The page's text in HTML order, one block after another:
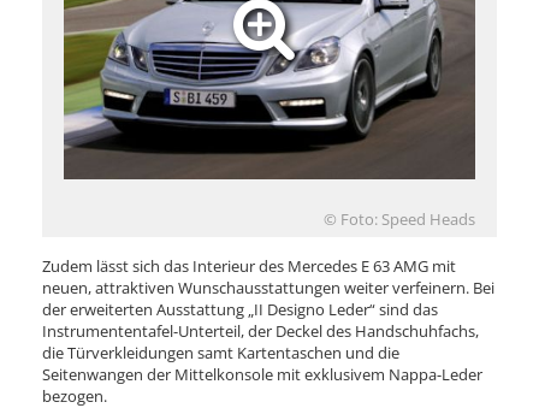
© Foto: Speed Heads
Zudem lässt sich das Interieur des Mercedes E 63 AMG mit
neuen, attraktiven Wunschausstattungen weiter verfeinern. Bei
der erweiterten Ausstattung „II Designo Leder“ sind das
Instrumententafel-Unterteil, der Deckel des Handschuhfachs,
die Türverkleidungen samt Kartentaschen und die
Seitenwangen der Mittelkonsole mit exklusivem Nappa-Leder
bezogen.